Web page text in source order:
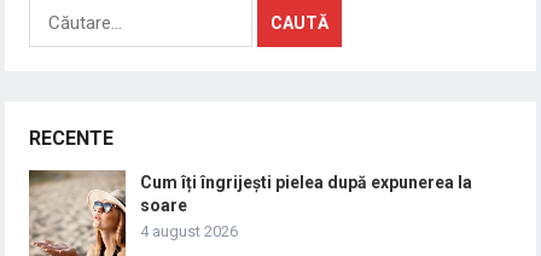
Caută
după:
RECENTE
Cum îți îngrijești pielea după expunerea la
soare
4 august 2026